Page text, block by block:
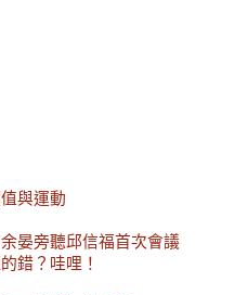
與運動
晏旁聽邱信福首次會議
錯？哇哩！